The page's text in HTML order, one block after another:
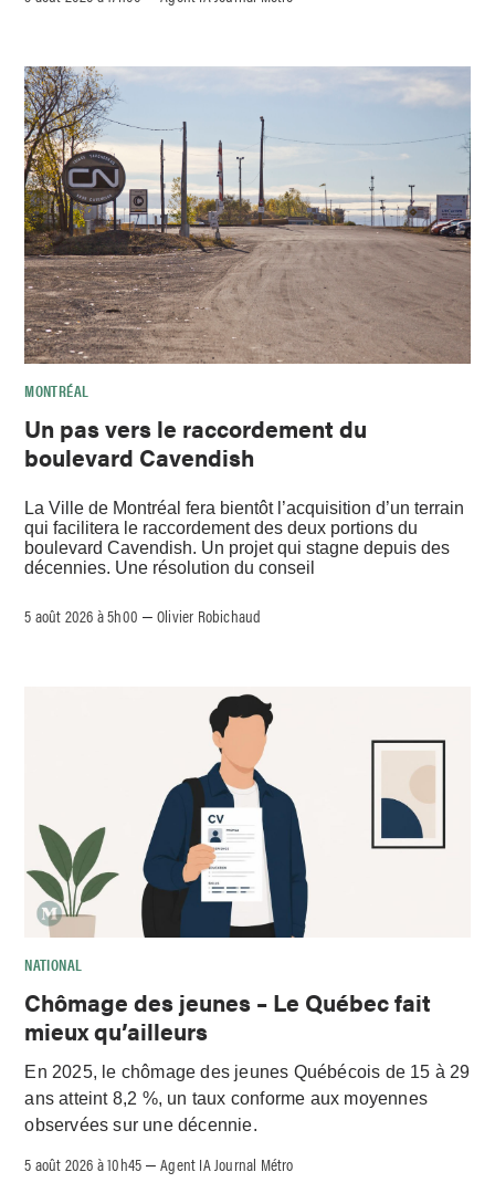
MONTRÉAL
Un pas vers le raccordement du
boulevard Cavendish
La Ville de Montréal fera bientôt l’acquisition d’un terrain
qui facilitera le raccordement des deux portions du
boulevard Cavendish. Un projet qui stagne depuis des
décennies. Une résolution du conseil
5 août 2026 à 5h00 –Olivier Robichaud
NATIONAL
Chômage des jeunes – Le Québec fait
mieux qu’ailleurs
En 2025, le chômage des jeunes Québécois de 15 à 29
ans atteint 8,2 %, un taux conforme aux moyennes
observées sur une décennie.
5 août 2026 à 10h45 –Agent IA Journal Métro